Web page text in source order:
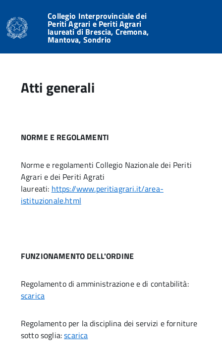
Collegio Interprovinciale dei
Periti Agrari e Periti Agrari
laureati di Brescia, Cremona,
Mantova, Sondrio
Atti generali
NORME E REGOLAMENTI
Norme e regolamenti Collegio Nazionale dei Periti
Agrari e dei Periti Agrati
laureati: https://www.peritiagrari.it/area-
istituzionale.html
FUNZIONAMENTO DELL'ORDINE
Regolamento di amministrazione e di contabilità:
scarica
Regolamento per la disciplina dei servizi e forniture
sotto soglia:scarica